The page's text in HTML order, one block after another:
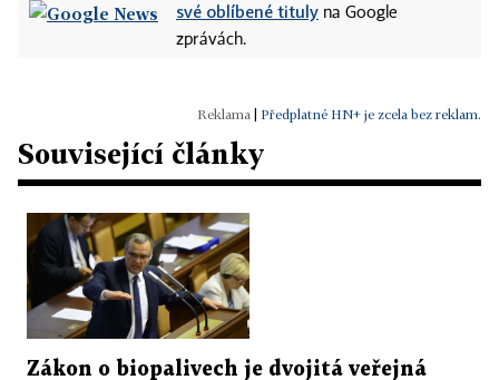
své oblíbené tituly na Google
zprávách.
Předplatné HN+ je zcela bez reklam.
Související články
Zákon o biopalivech je dvojitá veřejná